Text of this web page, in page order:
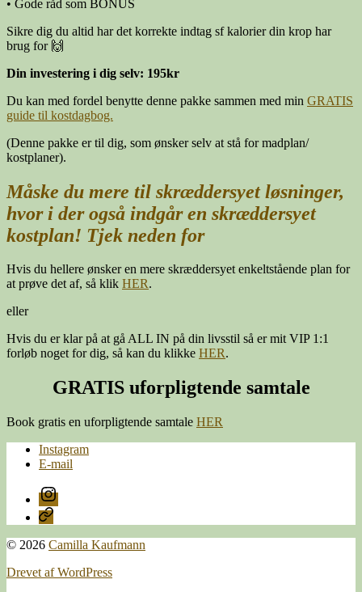
• Gode råd som BONUS
Sikre dig du altid har det korrekte indtag sf kalorier din krop har
brug for 🙌
Din investering i dig selv: 195kr
Du kan med fordel benytte denne pakke sammen med min GRATIS
guide til kostdagbog.
(Denne pakke er til dig, som ønsker selv at stå for madplan/
kostplaner).
Måske du mere til skræddersyet løsninger,
hvor i der også indgår en skræddersyet
kostplan! Tjek neden for
Hvis du hellere ønsker en mere skræddersyet enkeltstående plan for
at prøve det af, så klik HER.
eller
Hvis du er klar på at gå ALL IN på din livsstil så er mit VIP 1:1
forløb noget for dig, så kan du klikke HER.
GRATIS uforpligtende samtale
Book gratis en uforpligtende samtale HER
Instagram
E-mail
Instagram
E-
mail
© 2026 Camilla Kaufmann
Drevet af WordPress